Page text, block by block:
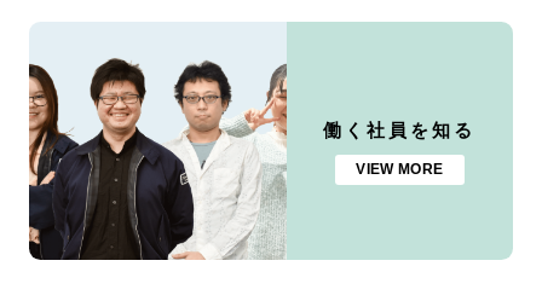
働く社員を知る
VIEW MORE